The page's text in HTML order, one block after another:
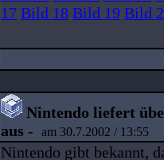
17 Bild 18 Bild 19 Bild
Nintendo liefert
aus - am 30.7.2002 / 13:55
Nintendo gibt bekannt,